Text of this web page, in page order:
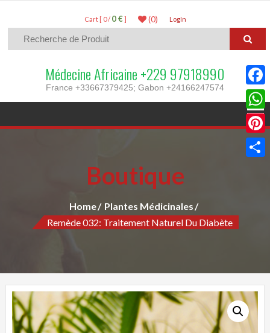
Cart [ 0 / 0 €] (0) LogIn
Médecine Africaine +229 97918990
France +33667379425; Gabon +24166247574
Boutique
Home
Plantes Médicinales
Remède 032: Traitement Naturel Du Diabète